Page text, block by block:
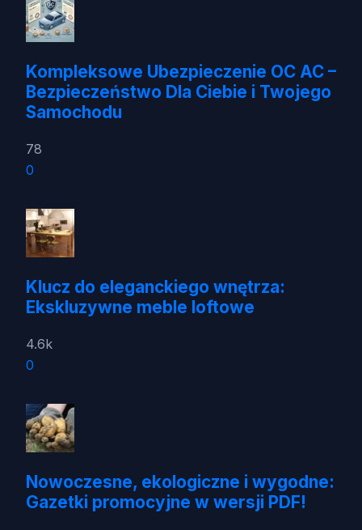
Kompleksowe Ubezpieczenie OC AC –
Bezpieczeństwo Dla Ciebie i Twojego
Samochodu
78
0
Klucz do eleganckiego wnętrza:
Ekskluzywne meble loftowe
4.6k
0
Nowoczesne, ekologiczne i wygodne:
Gazetki promocyjne w wersji PDF!